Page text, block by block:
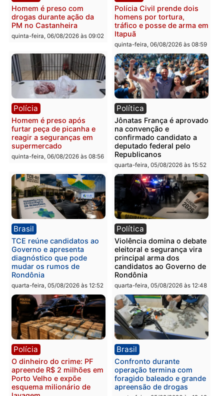
Policiais militares
recuperam moto furtada e
prendem trio na zona
Leste
quinta-feira, 06/08/2026 às 09:28
Jovem é encontrado
na Rua dos Cravos e
é investigado pela
em RO
quinta-feira, 06/08/2026 às
Polícia
Homem é esfaqueado no
tórax durante briga com
vizinho no bairro Ulysses
Guimarães
Polícia
Três suspeitos ligados a
facção criminosa são
presos por receptação e
adulteração de veículos
em Porto Velho
quinta-feira, 06/08/2026 às
Polícia
Homem é preso com
drogas durante ação da
PM no Castanheira
quinta-feira, 06/08/2026 às 09:02
Polícia
Polícia Civil prende dois
homens por tortura,
tráfico e posse de arma
Itapuã
quinta-feira, 06/08/2026 às
Polícia
Homem é preso após
Política
Jônatas França é